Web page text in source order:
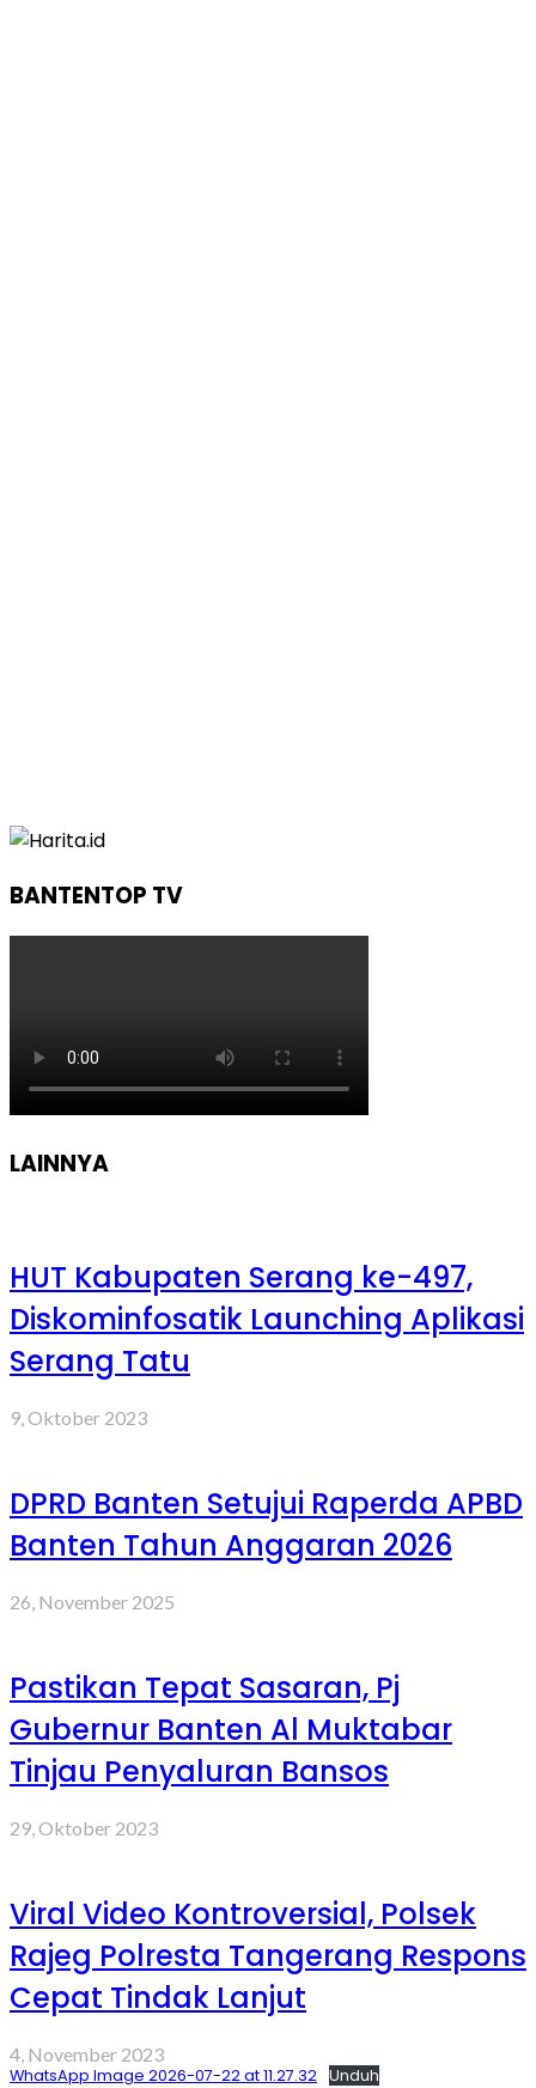
BANTENTOP TV
LAINNYA
HUT Kabupaten Serang ke-497,
Diskominfosatik Launching Aplikasi
Serang Tatu
9, Oktober 2023
DPRD Banten Setujui Raperda APBD
Banten Tahun Anggaran 2026
26, November 2025
Pastikan Tepat Sasaran, Pj
Gubernur Banten Al Muktabar
Tinjau Penyaluran Bansos
29, Oktober 2023
Viral Video Kontroversial, Polsek
Rajeg Polresta Tangerang Respons
Cepat Tindak Lanjut
4, November 2023
WhatsApp Image 2026-07-22 at 11.27.32 Unduh